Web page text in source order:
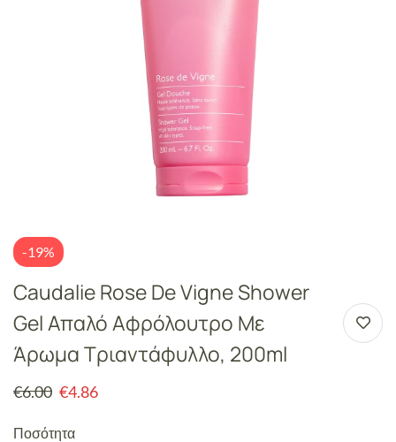
-19%
Caudalie Rose De Vigne Shower
Gel Απαλό Αφρόλουτρο Με
Άρωμα Τριαντάφυλλο, 200ml
€6.00 €4.86
Ποσότητα